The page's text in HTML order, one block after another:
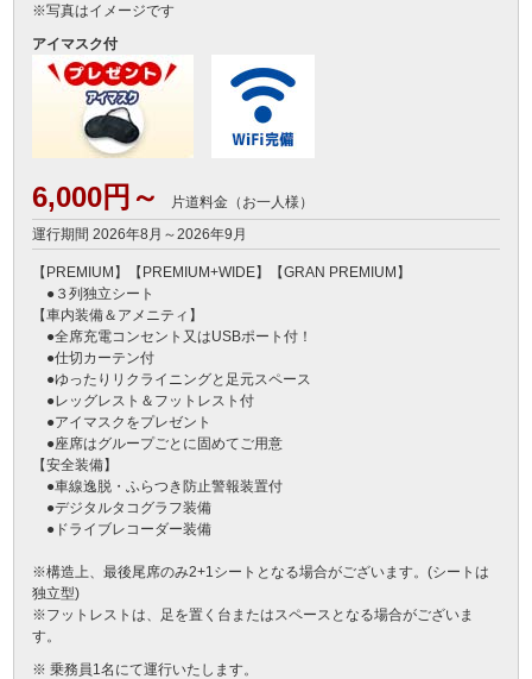
6,000円～
片道料金（お一人様）
運行期間 2026年8月～2026年9月
【PREMIUM】【PREMIUM+WIDE】【GRAN PREMIUM】
●３列独立シート
【車内装備＆アメニティ】
●全席充電コンセント又はUSBポート付！
●仕切カーテン付
●ゆったりリクライニングと足元スペース
●レッグレスト＆フットレスト付
●アイマスクをプレゼント
●座席はグループごとに固めてご用意
【安全装備】
●車線逸脱・ふらつき防止警報装置付
●デジタルタコグラフ装備
●ドライブレコーダー装備
※構造上、最後尾席のみ2+1シートとなる場合がございます。(シートは
独立型)
※フットレストは、足を置く台またはスペースとなる場合がございま
す。
※ 乗務員1名にて運行いたします。
※写真はイメージです
アイマスク付